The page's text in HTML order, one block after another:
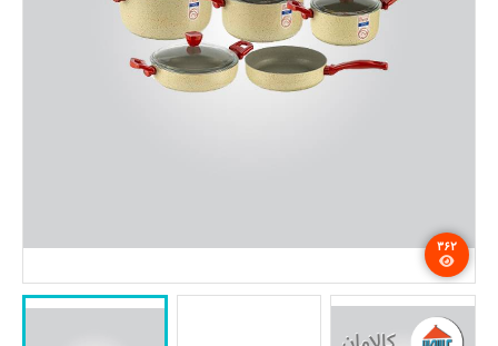
۳۶۲